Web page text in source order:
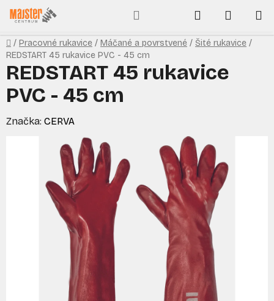
Prejsť
na
obsah
Hľadať
KOŠÍK
Domov
/ Pracovné rukavice / Máčané a povrstvené / Šité rukavice /
REDSTART 45 rukavice PVC - 45 cm
REDSTART 45 rukavice
PVC - 45 cm
Značka: CERVA